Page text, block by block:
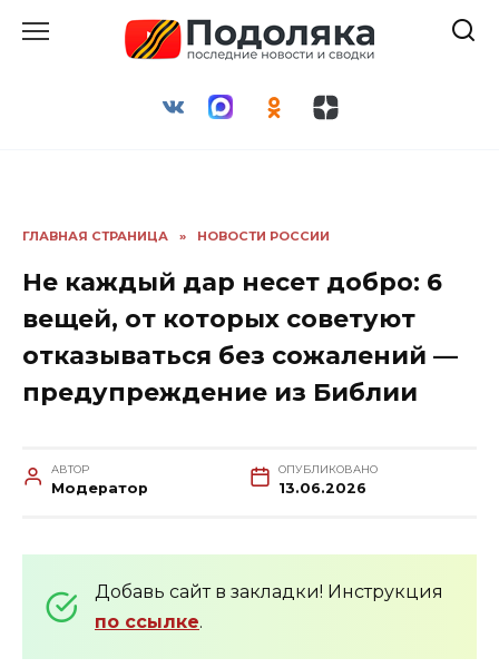
ГЛАВНАЯ СТРАНИЦА » НОВОСТИ РОССИИ
Не каждый дар несет добро: 6
вещей, от которых советуют
отказываться без сожалений —
предупреждение из Библии
АВТОР
Модератор
ОПУБЛИКОВАНО
13.06.2026
Добавь сайт в закладки! Инструкция
по ссылке.